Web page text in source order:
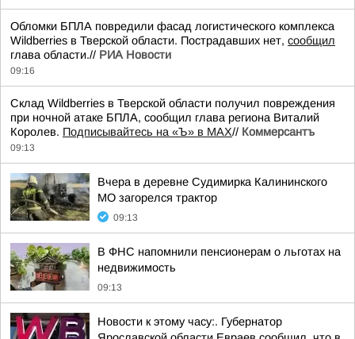
Обломки БПЛА повредили фасад логистического комплекса
Wildberries в Тверской области. Пострадавших нет, сообщил
глава области.// РИА Новости
09:16
Склад Wildberries в Тверской области получил повреждения
при ночной атаке БПЛА, сообщил глава региона Виталий
Королев. Подписывайтесь на «Ъ» в MAX// Коммерсантъ
09:13
Вчера в деревне Судимирка Калининского
МО загорелся трактор
09:13
В ФНС напомнили пенсионерам о льготах на
недвижимость
09:13
Новости к этому часу:. Губернатор